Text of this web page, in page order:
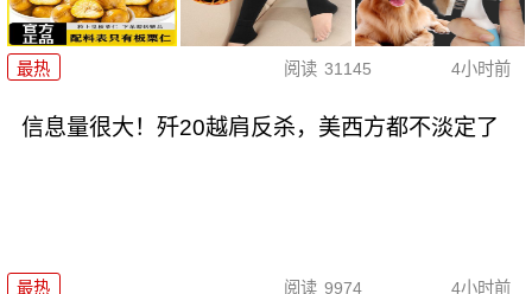
最热 阅读 31145 4小时前
信息量很大！歼20越肩反杀，美西方都不淡定了
最热 阅读 9974 4小时前